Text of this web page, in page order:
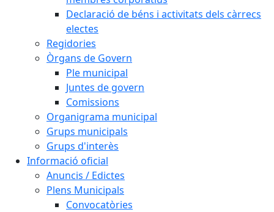
Declaració de béns i activitats dels càrrecs
electes
Regidories
Òrgans de Govern
Ple municipal
Juntes de govern
Comissions
Organigrama municipal
Grups municipals
Grups d'interès
Informació oficial
Anuncis / Edictes
Plens Municipals
Convocatòries